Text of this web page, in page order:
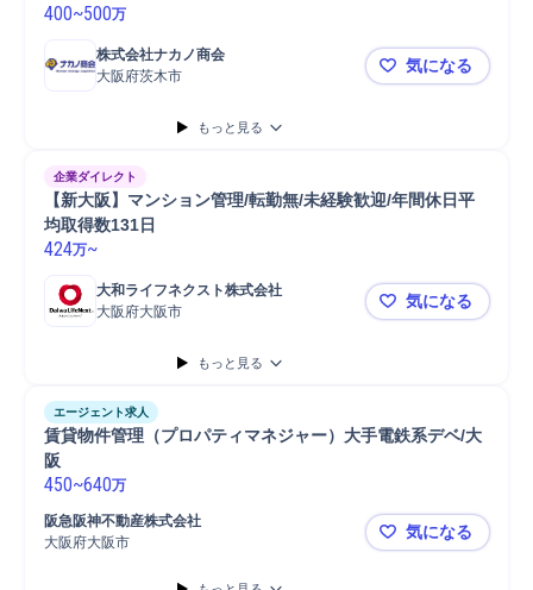
400~500万
株式会社ナカノ商会
大阪府茨木市
大阪【プロ
気になる
もっと見る
企業ダイレクト
【新大阪】マンション管理/転勤無/未経験歓迎/年間休日平
均取得数131日
424万~
大和ライフネクスト株式会社
大阪府大阪市
【新大阪】
気になる
もっと見る
エージェント求人
賃貸物件管理（プロパティマネジャー）大手電鉄系デベ/大
阪
450~640万
阪急阪神不動産株式会社
大阪府大阪市
賃貸物件管
気になる